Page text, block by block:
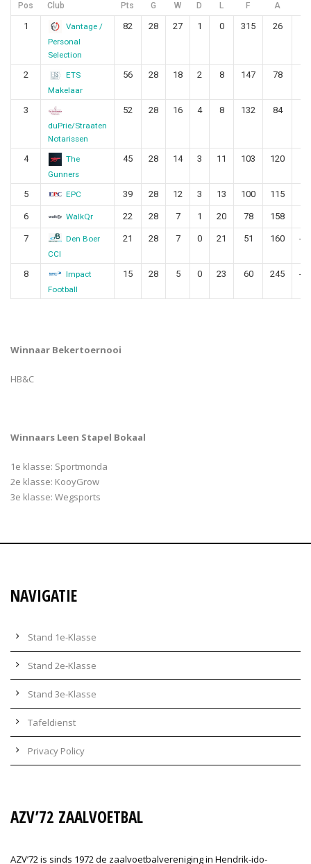
Pos Club Pts G W D L F A
1
Vantage /
Personal
Selection
82 28 27 1 0 315 26
2
ETS
Makelaar
56 28 18 2 8 147 78
3
duPrie/Straaten
Notarissen
52 28 16 4 8 132 84
4
The
Gunners
45 28 14 3 11 103 120
5 EPC 39 28 12 3 13 100 115
6 WalkQr 22 28 7 1 20 78 158
7
Den Boer
CCI
21 28 7 0 21 51 160 -
8
Impact
Football
15 28 5 0 23 60 245 -
Winnaar Bekertoernooi
HB&C
Winnaars Leen Stapel Bokaal
1e klasse: Sportmonda
2e klasse: KooyGrow
3e klasse: Wegsports
NAVIGATIE
Stand 1e-Klasse
Stand 2e-Klasse
Stand 3e-Klasse
Tafeldienst
Privacy Policy
AZV’72 ZAALVOETBAL
AZV’72 is sinds 1972 de zaalvoetbalvereniging in Hendrik-ido-